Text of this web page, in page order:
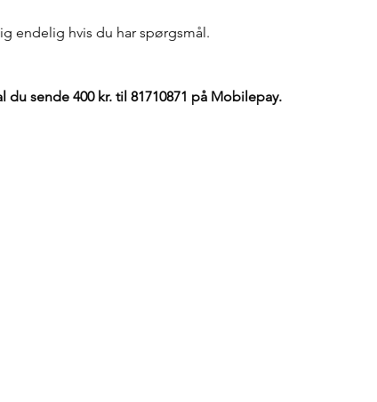
endelig hvis du har spørgsmål.
du sende 400 kr. til 81710871 på Mobilepay.